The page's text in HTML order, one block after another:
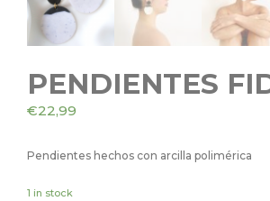
PENDIENTES
€22,99
Pendientes hechos con arcilla polimérica
1 in stock